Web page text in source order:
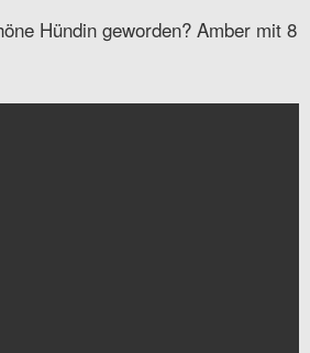
Hündin geworden? Amber mit 8